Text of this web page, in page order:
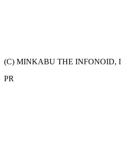
(C) MINKABU THE INFONOID,
PR